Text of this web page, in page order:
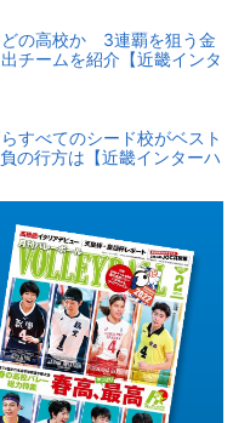
の高校か 3連覇を狙う金
チームを紹介【近畿インタ
すべてのシード校がベスト
の行方は【近畿インターハ